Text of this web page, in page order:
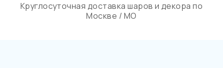
Круглосуточная доставка шаров и декора по
Москве / МО